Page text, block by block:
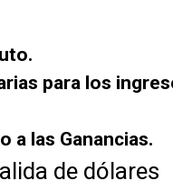
para los
a las Ganancias.
de dólares